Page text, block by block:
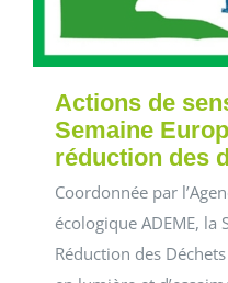
Actions de
Semaine
réduction des
Coordonnée par
écologique ADEME, la
Réduction des